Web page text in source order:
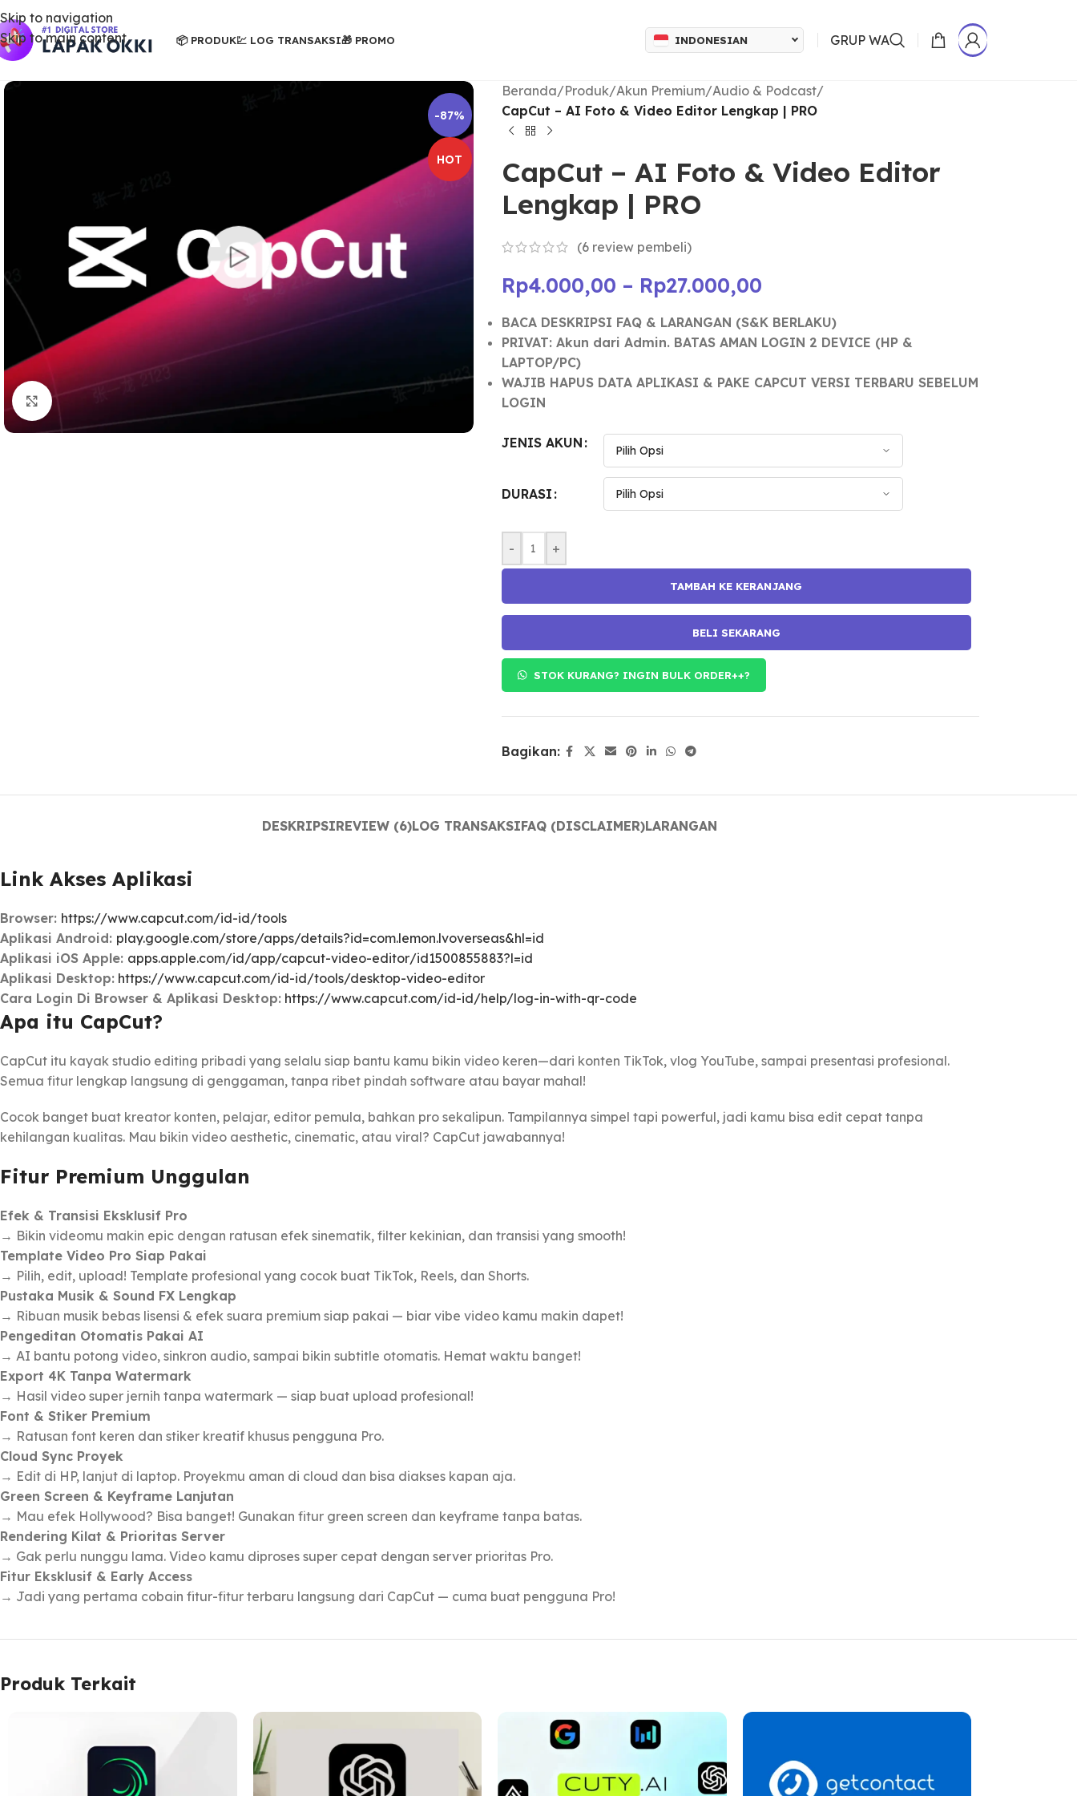
Skip to navigation
Skip to main content
📦 PRODUK💹 LOG TRANSAKSI🎁 PROMO INDONESIAN GRUP WA
-87%
HOT
Klik untuk Memperbesar
Beranda/Produk/Akun Premium/Audio & Podcast/
CapCut – AI Foto & Video Editor Lengkap | PRO
CapCut – AI Foto & Video Editor
Lengkap | PRO
(6review pembeli)
Rp4.000,00 – Rp27.000,00
BACA DESKRIPSI FAQ & LARANGAN (S&K BERLAKU)
PRIVAT: Akun dari Admin. BATAS AMAN LOGIN 2 DEVICE (HP &
LAPTOP/PC)
WAJIB HAPUS DATA APLIKASI & PAKE CAPCUT VERSI TERBARU SEBELUM
LOGIN
JENIS AKUN
DURASI
- +
TAMBAH KE KERANJANG
BELI SEKARANG
STOK KURANG? INGIN BULK ORDER++?
Bagikan:
DESKRIPSIREVIEW (6)LOG TRANSAKSIFAQ (DISCLAIMER)LARANGAN
Link Akses Aplikasi
Browser: https://www.capcut.com/id-id/tools
Aplikasi Android: play.google.com/store/apps/details?id=com.lemon.lvoverseas&hl=id
Aplikasi iOS Apple: apps.apple.com/id/app/capcut-video-editor/id1500855883?l=id
Aplikasi Desktop: https://www.capcut.com/id-id/tools/desktop-video-editor
Cara Login Di Browser & Aplikasi Desktop: https://www.capcut.com/id-id/help/log-in-with-qr-code
Apa itu CapCut?
CapCut itu kayak studio editing pribadi yang selalu siap bantu kamu bikin video keren—dari konten TikTok, vlog YouTube, sampai presentasi profesional.
Semua fitur lengkap langsung di genggaman, tanpa ribet pindah software atau bayar mahal!
Cocok banget buat kreator konten, pelajar, editor pemula, bahkan pro sekalipun. Tampilannya simpel tapi powerful, jadi kamu bisa edit cepat tanpa
kehilangan kualitas. Mau bikin video aesthetic, cinematic, atau viral? CapCut jawabannya!
Fitur Premium Unggulan
Efek & Transisi Eksklusif Pro
→ Bikin videomu makin epic dengan ratusan efek sinematik, filter kekinian, dan transisi yang smooth!
Template Video Pro Siap Pakai
→ Pilih, edit, upload! Template profesional yang cocok buat TikTok, Reels, dan Shorts.
Pustaka Musik & Sound FX Lengkap
→ Ribuan musik bebas lisensi & efek suara premium siap pakai — biar vibe video kamu makin dapet!
Pengeditan Otomatis Pakai AI
→ AI bantu potong video, sinkron audio, sampai bikin subtitle otomatis. Hemat waktu banget!
Export 4K Tanpa Watermark
→ Hasil video super jernih tanpa watermark — siap buat upload profesional!
Font & Stiker Premium
→ Ratusan font keren dan stiker kreatif khusus pengguna Pro.
Cloud Sync Proyek
→ Edit di HP, lanjut di laptop. Proyekmu aman di cloud dan bisa diakses kapan aja.
Green Screen & Keyframe Lanjutan
→ Mau efek Hollywood? Bisa banget! Gunakan fitur green screen dan keyframe tanpa batas.
Rendering Kilat & Prioritas Server
→ Gak perlu nunggu lama. Video kamu diproses super cepat dengan server prioritas Pro.
Fitur Eksklusif & Early Access
→ Jadi yang pertama cobain fitur-fitur terbaru langsung dari CapCut — cuma buat pengguna Pro!
Produk Terkait